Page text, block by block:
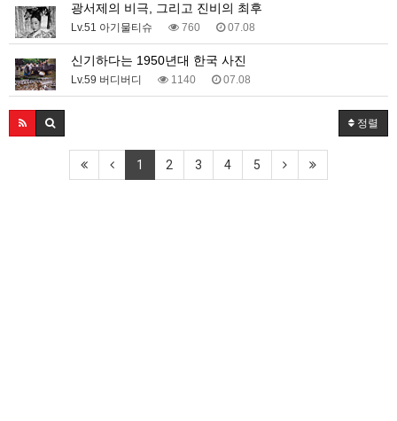
광서제의 비극, 그리고 진비의 최후
Lv.51 아기물티슈 760 07.08
신기하다는 1950년대 한국 사진
Lv.59 버디버디 1140 07.08
정렬
1 2 3 4 5